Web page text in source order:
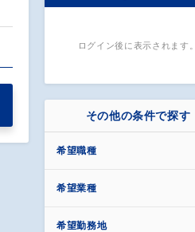
ログイン後に表示されます。
その他の条件で探す
希望職種
希望業種
希望勤務地